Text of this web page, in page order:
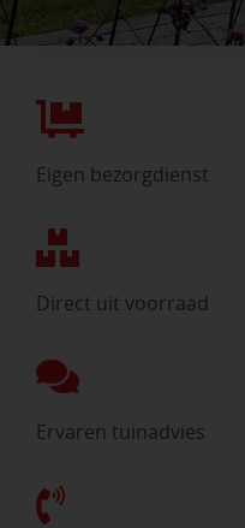
Eigen bezorgdienst
Direct uit voorraad
Ervaren tuinadvies